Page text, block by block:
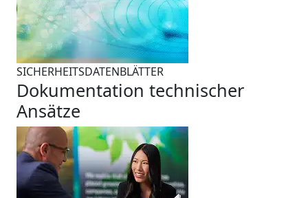
SICHERHEITSDATENBLÄTTER
Dokumentation technischer
Ansätze